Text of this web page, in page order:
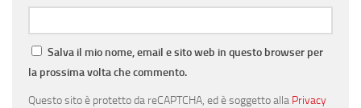
Salva il mio nome, email e sito web in questo browser per
la prossima volta che commento.
Questo sito è protetto da reCAPTCHA, ed è soggetto alla Privacy